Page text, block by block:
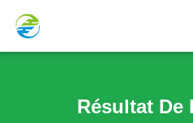
Résultat De